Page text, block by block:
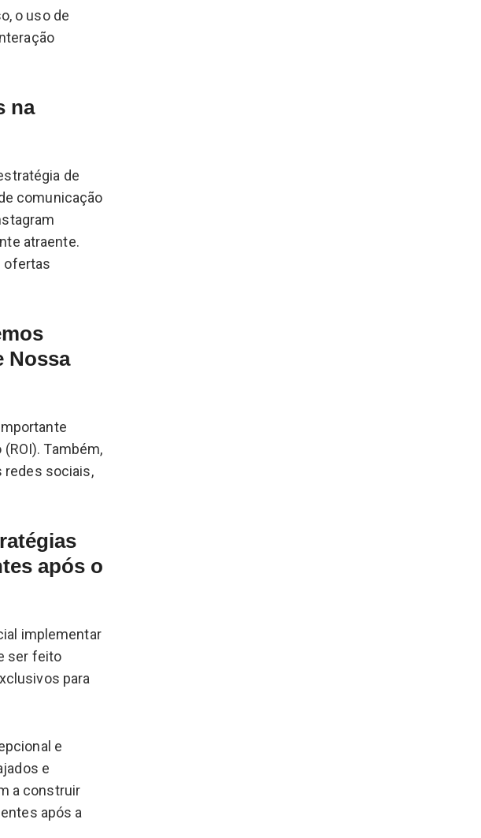
o uso de
na
de
comunicação
atraente.
ofertas
Nossa
Também,
redes sociais,
após o
implementar
ser feito
para
e
e
a construir
após a